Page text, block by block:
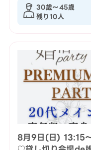
30歳〜45歳
残り10人
8月9日(日) 13:15